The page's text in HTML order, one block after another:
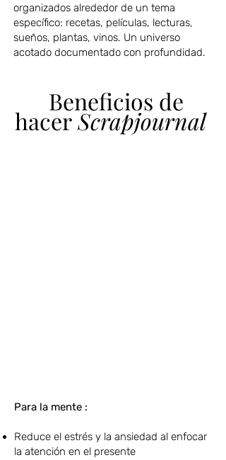
organizados alrededor de un tema
específico: recetas, películas, lecturas,
sueños, plantas, vinos. Un universo
acotado documentado con profundidad.
Beneficios de
hacerScrapjournal
Para la mente :
Reduce el estrés y la ansiedad al enfocar
la atención en el presente